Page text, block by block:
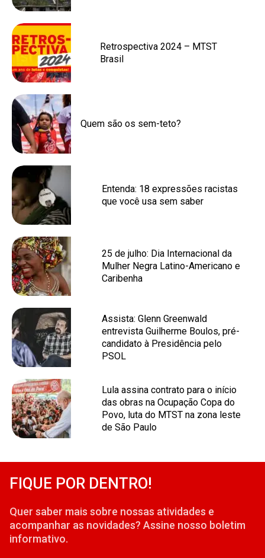
Retrospectiva 2024 – MTST
Brasil
Quem são os sem-teto?
Entenda: 18 expressões racistas
que você usa sem saber
25 de julho: Dia Internacional da
Mulher Negra Latino-Americano e
Caribenha
Assista: Glenn Greenwald
entrevista Guilherme Boulos, pré-
candidato à Presidência pelo
PSOL
Lula assina contrato para o início
das obras na Ocupação Copa do
Povo, luta do MTST na zona leste
de São Paulo
FIQUE POR DENTRO!
Quer saber mais sobre nossas atividades e
acompanhar as novidades? Assine nosso boletim
informativo.